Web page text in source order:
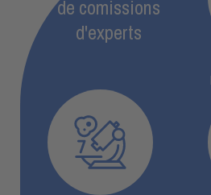
de comissions
d'experts